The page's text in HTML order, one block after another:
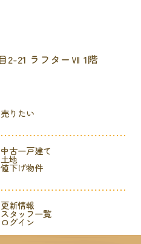
2-21 ラフターⅦ 1階
売りたい
中古一戸建て
土地
値下げ物件
更新情報
スタッフ一覧
ログイン